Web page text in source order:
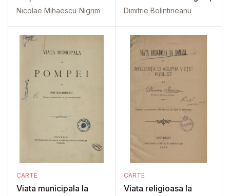
Nicolae Mihaescu-Nigrim Dimitrie Bolintineanu
CARTE
Viata municipala la
CARTE
Viata religioasa la